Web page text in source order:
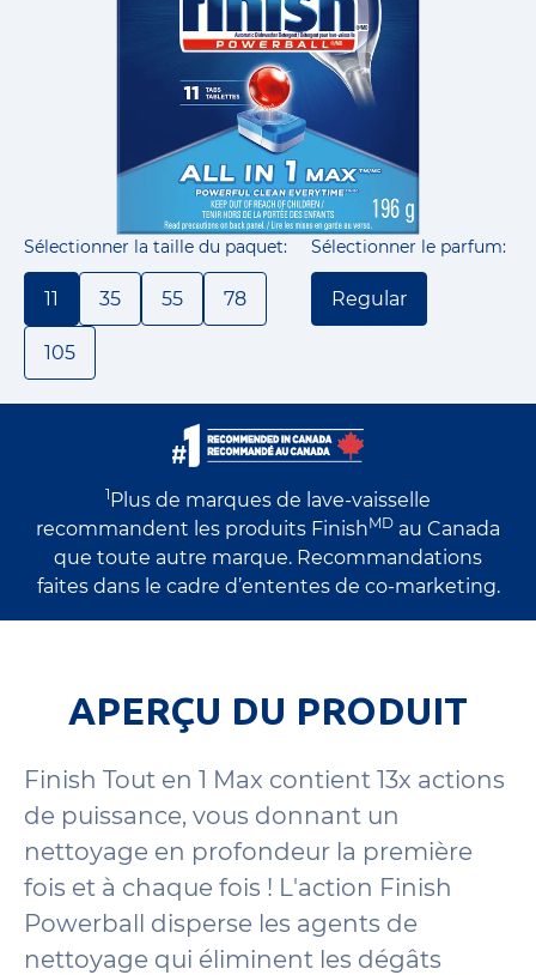
Sélectionner la taille du paquet:
11 35 55 78
105
Sélectionner le parfum:
Regular
1Plus de marques de lave-vaisselle
recommandent les produits FinishMD au Canada
que toute autre marque. Recommandations
faites dans le cadre d’ententes de co-marketing.
APERÇU DU PRODUIT
Finish Tout en 1 Max contient 13x actions
de puissance, vous donnant un
nettoyage en profondeur la première
fois et à chaque fois ! L'action Finish
Powerball disperse les agents de
nettoyage qui éliminent les dégâts